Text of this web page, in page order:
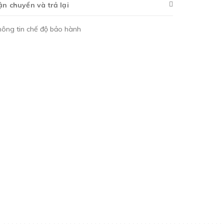
chuyển và trả lại
tin chế độ bảo hành